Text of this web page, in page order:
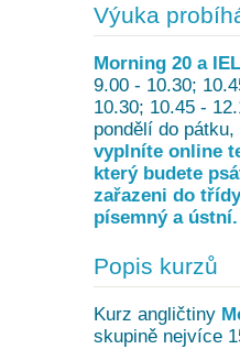
Výuka
Morning 20 a
9.00 - 10.30;
10.30; 10.45 -
pondělí do
vyplníte online
který budete
zařazeni do
písemný a ústní.
Popis kurzů
Kurz angličtiny
skupině nejvíce